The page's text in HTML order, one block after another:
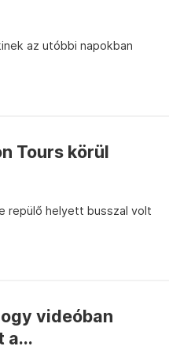
az utóbbi napokban
Tours körül
repülő helyett busszal volt
videóban
a...